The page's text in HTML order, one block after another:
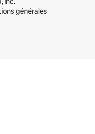
générales